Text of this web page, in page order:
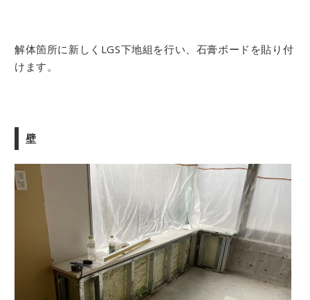
解体箇所に新しくLGS下地組を行い、石膏ボードを貼り付
けます。
壁